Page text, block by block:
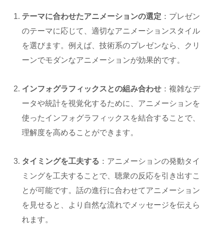
テーマに合わせたアニメーションの選定 ：プレゼン
のテーマに応じて、適切なアニメーションスタイル
を選びます。例えば、技術系のプレゼンなら、クリ
ーンでモダンなアニメーションが効果的です。
インフォグラフィックスとの組み合わせ ：複雑なデ
ータや統計を視覚化するために、アニメーションを
使ったインフォグラフィックスを結合することで、
理解度を高めることができます。
タイミングを工夫する ：アニメーションの発動タイ
ミングを工夫することで、聴衆の反応を引き出すこ
とが可能です。話の進行に合わせてアニメーション
を見せると、より自然な流れでメッセージを伝えら
れます。